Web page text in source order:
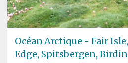
Océan Arctique - Fair
Edge, Spitsbergen,